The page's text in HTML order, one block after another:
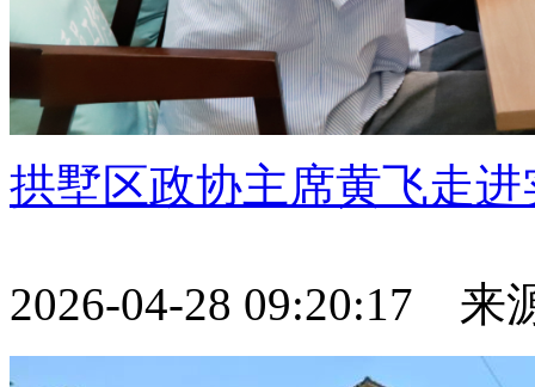
拱墅区政协主席黄飞走
2026-04-28 09:20:17 来